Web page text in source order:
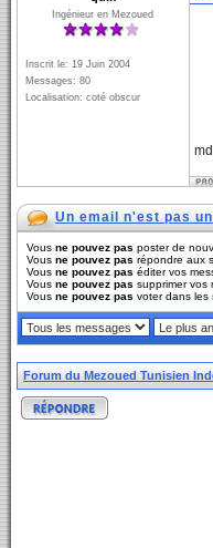
Ingénieur en Mezoued
Inscrit le: 19 Juin 2004
Messages: 80
Localisation: coté obscur
Un email n'est pas
Vous ne pouvez pas poster de
Vous ne pouvez pas répondre aux
Vous ne pouvez pas éditer vos
Vous ne pouvez pas supprimer vos
Vous ne pouvez pas voter dans les
Forum du Mezoued Tunisien